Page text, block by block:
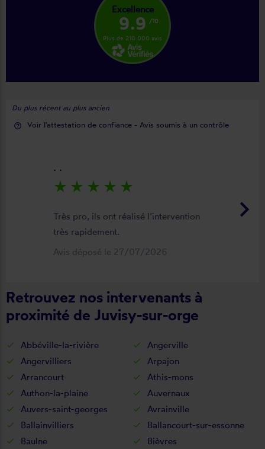
Excellence
9.9 /10
Plus de 210 000 avis
Du plus récent au plus ancien
help_outline Voir l'attestation de confiance - Avis soumis à un contrôle
keyboard_arrow_right
. .
star_rate star_rate star_rate star_rate star_rate
Très pro, ils ont réalisé l’intervention
très rapidement.
Avis déposé le 27/07/2026
Retrouvez nos intervenants à
proximité de Juvisy-sur-orge
Abbéville-la-rivière
Angerville
Angervilliers
Arpajon
Arrancourt
Athis-mons
Authon-la-plaine
Auvernaux
Auvers-saint-georges
Avrainville
Ballainvilliers
Ballancourt-sur-essonne
Baulne
Bièvres